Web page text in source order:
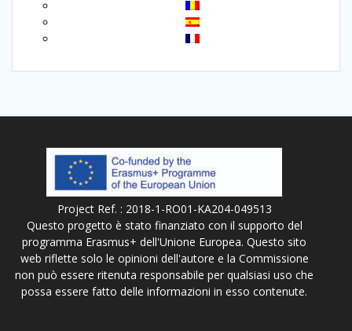
Project Ref. : 2018-1-RO01-KA204-049513
Questo progetto è stato finanziato con il supporto del
programma Erasmus+ dell'Unione Europea. Questo sito
web riflette solo le opinioni dell'autore e la Commissione
non può essere ritenuta responsabile per qualsiasi uso che
possa essere fatto delle informazioni in esso contenute.